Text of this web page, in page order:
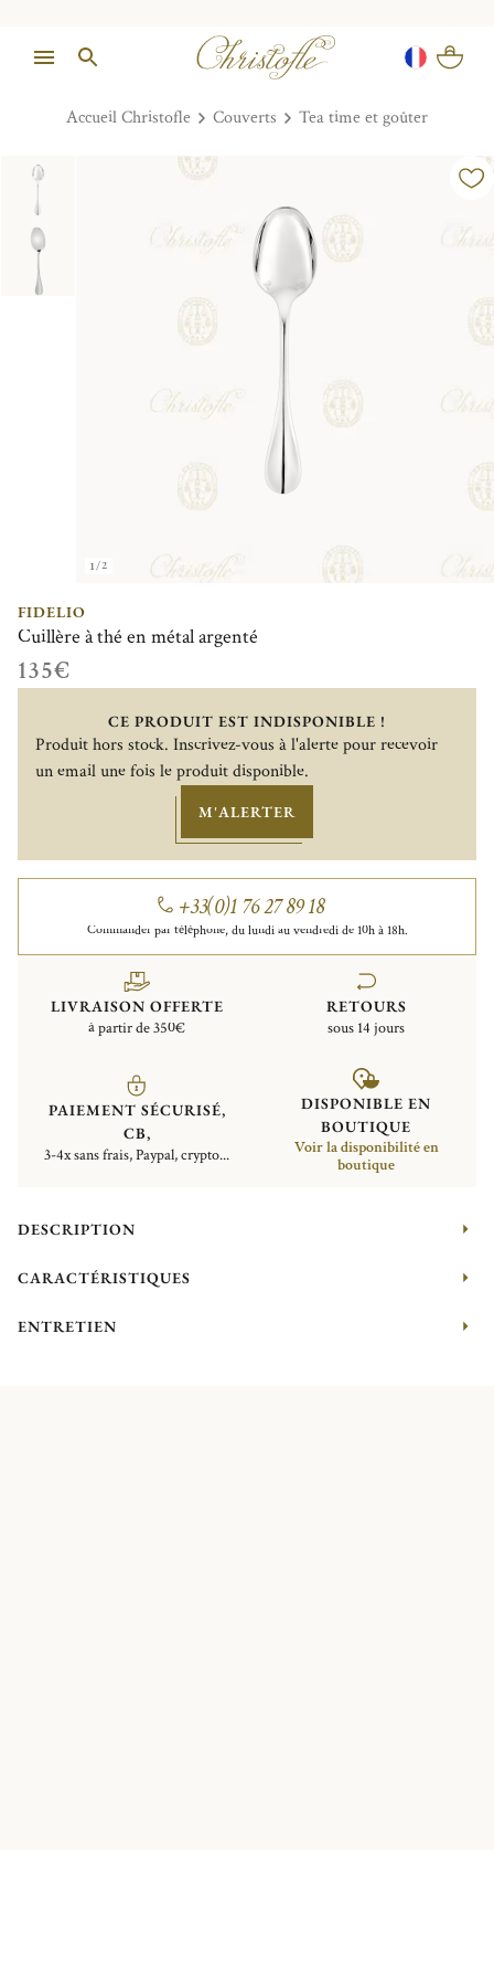
Accueil Christofle Couverts Tea time et goûter
1/2
FIDELIO
Cuillère à thé en métal argenté
135€
CE PRODUIT EST INDISPONIBLE !
Produit hors stock. Inscrivez-vous à l'alerte pour recevoir
un email une fois le produit disponible.
M'ALERTER
+33(0)1 76 27 89 18
Commander par téléphone, du lundi au vendredi de 10h à 18h.
LIVRAISON OFFERTE
à partir de 350€
RETOURS
sous 14 jours
PAIEMENT SÉCURISÉ,
CB,
3-4x sans frais, Paypal, crypto...
DISPONIBLE EN
BOUTIQUE
Voir la disponibilité en
boutique
DESCRIPTION
CARACTÉRISTIQUES
ENTRETIEN